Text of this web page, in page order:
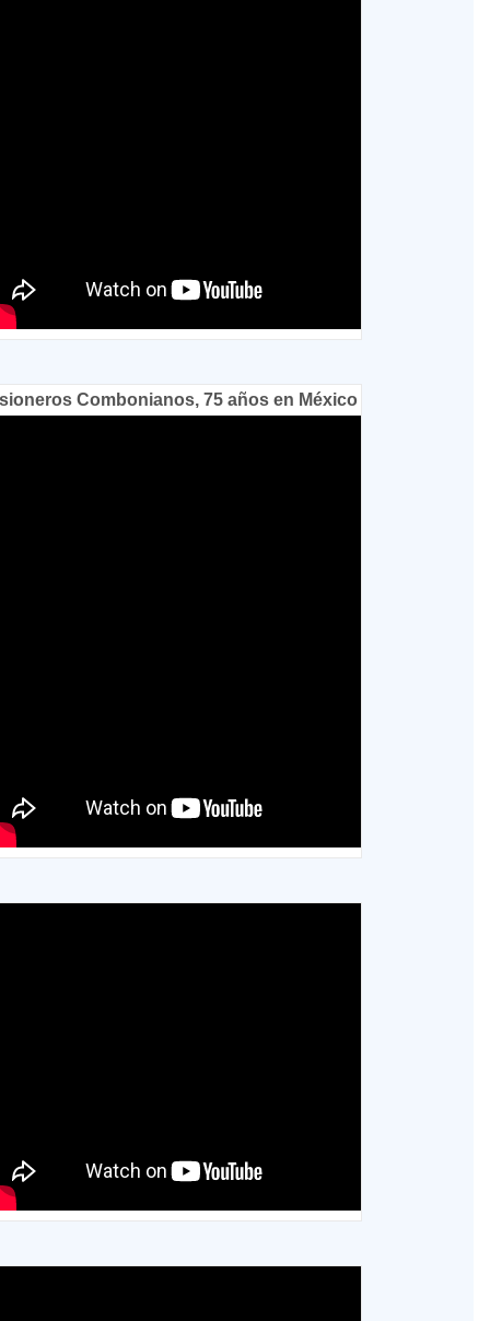
Combonianos, 75 años en México